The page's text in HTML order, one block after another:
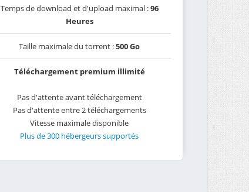
Temps de download et d'upload maximal :96
Heures
Taille maximale du torrent :500 Go
Téléchargement premium illimité
Pas d'attente avant téléchargement
Pas d'attente entre 2 téléchargements
Vitesse maximale disponible
Plus de 300 hébergeurs supportés